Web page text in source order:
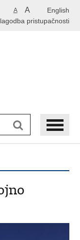
English
A A
pristupačnosti